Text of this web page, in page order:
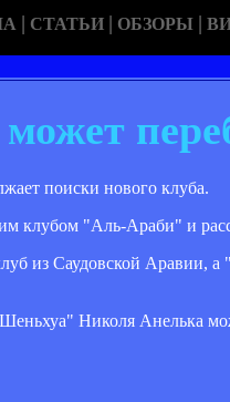
| СТАТЬИ | ОБЗОРЫ |
поиски нового клуба.
клубом "Аль-Араби" и
из Саудовской
Николя Анелька